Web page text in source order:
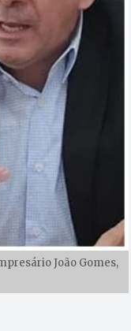
João Gomes,